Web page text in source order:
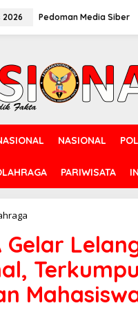
2026 Pedoman Media Siber
NASIONAL
PARIWISATA
E
S
e
l
Gelar